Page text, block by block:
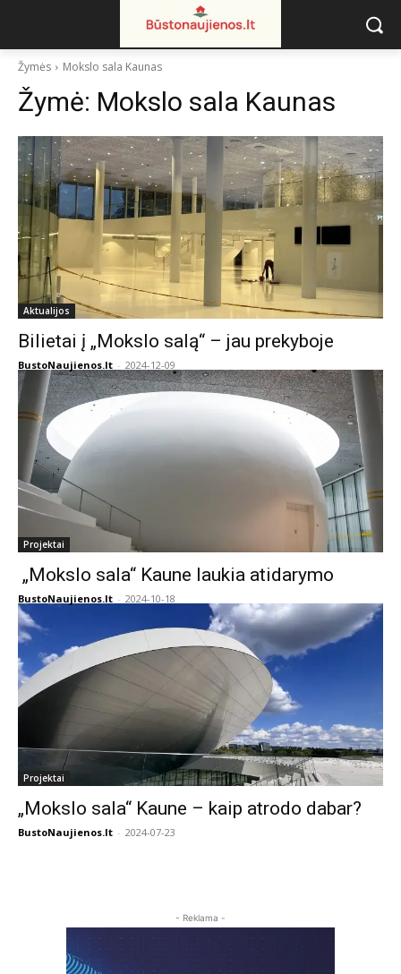
Žymės Mokslo sala Kaunas
Žymė: Mokslo sala Kaunas
Aktualijos
Bilietai į „Mokslo salą“ – jau prekyboje
BustoNaujienos.lt - 2024-12-09
Projektai
„Mokslo sala“ Kaune laukia atidarymo
BustoNaujienos.lt - 2024-10-18
Projektai
„Mokslo sala“ Kaune – kaip atrodo dabar?
BustoNaujienos.lt - 2024-07-23
- Reklama -